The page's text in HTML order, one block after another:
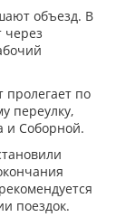
объезд. В
через
по
переулку,
и Соборной.
поездок.